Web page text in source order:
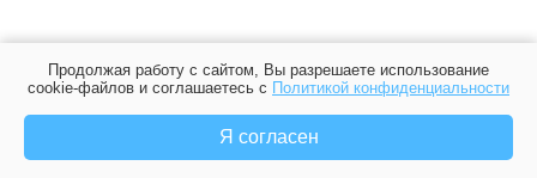
Продолжая работу с сайтом, Вы разрешаете использование
cookie-файлов и соглашаетесь с Политикой конфиденциальности
Я согласен